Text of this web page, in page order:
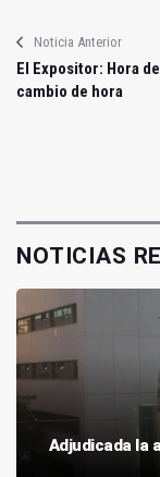
Noticia Anterior
El Expositor: Hora
cambio de hora
NOTICIAS
Adjudicada la